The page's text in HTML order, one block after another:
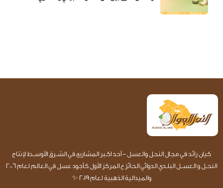
كيان رائد في مجال النحل والعسل - أحد اكـبر المشاريع في الشــرق الأوســط لإنتاج
النحـل و العســل البلـدي الدوائي الحائز ع المركز الأول كأجود عسل في العالم لعام 2006
والميدالية الذهبية لعام 2019 ✨